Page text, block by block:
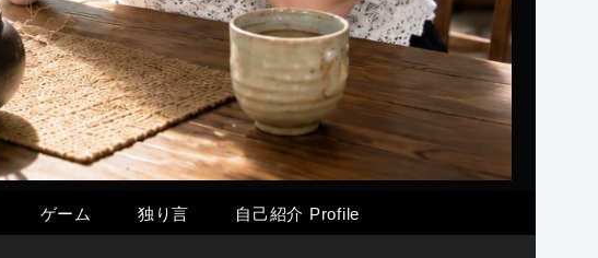
ゲーム 独り言 自己紹介 Profile